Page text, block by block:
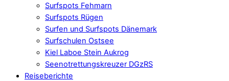
Surfspots Fehmarn
Surfspots Rügen
Surfen und Surfspots Dänemark
Surfschulen Ostsee
Kiel Laboe Stein Aukrog
Seenotrettungskreuzer DGzRS
Reiseberichte